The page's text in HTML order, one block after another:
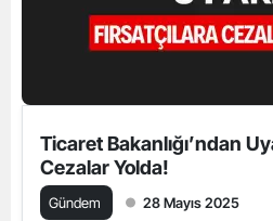
Ticaret Bakanlığı’ndan
Cezalar Yolda!
Gündem 28 Mayıs 2025